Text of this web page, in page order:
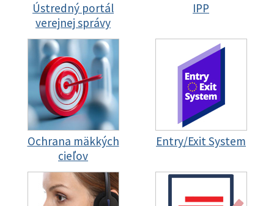
Ústredný portál
verejnej správy
IPP
Ochrana mäkkých
cieľov
Entry/Exit System